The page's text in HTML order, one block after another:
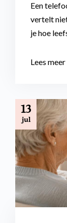
Een
vertelt
je hoe
Lees meer
13
jul